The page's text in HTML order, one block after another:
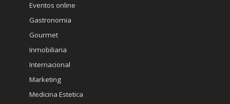
Eventos online
Gastronomia
Gourmet
Inmobiliaria
Internacional
Marketing
Medicina Estetica